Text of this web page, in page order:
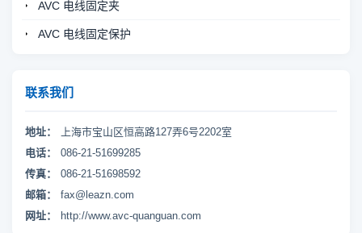
AVC 电线固定夹
AVC 电线固定保护
联系我们
地址：
上海市宝山区恒高路127弄6号2202室
电话：
086-21-51699285
传真：
086-21-51698592
邮箱：
fax@leazn.com
网址：
http://www.avc-quanguan.com